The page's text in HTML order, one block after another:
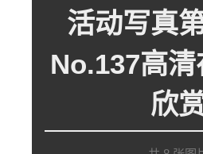
活动写真
No.137高
欣